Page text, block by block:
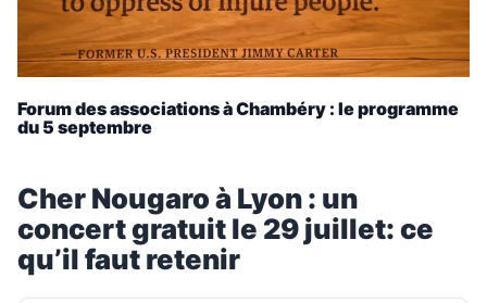
Forum des associations à Chambéry : le programme
du 5 septembre
Cher Nougaro à Lyon : un
concert gratuit le 29 juillet: ce
qu’il faut retenir